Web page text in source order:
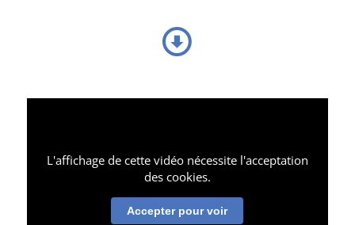
L'affichage de cette vidéo nécessite l'acceptation
des cookies.
Accepter pour voir